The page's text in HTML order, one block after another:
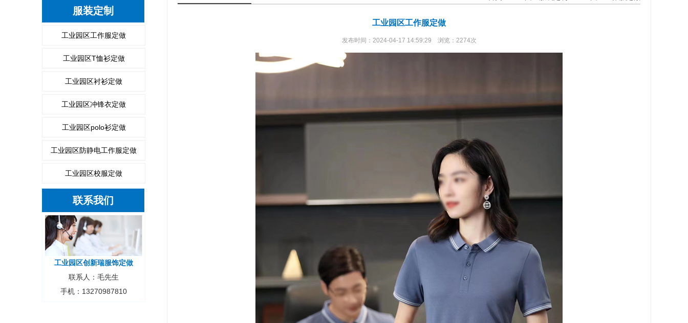
服装定制
工业园区工作服定做
工业园区T恤衫定做
工业园区衬衫定做
工业园区冲锋衣定做
工业园区polo衫定做
工业园区防静电工作服定做
工业园区校服定做
联系我们
工业园区创新瑞服饰定做
联系人：毛先生
手机：13270987810
工业园区工作服定做
发布时间：2024-04-17 14:59:29 浏览：2274次